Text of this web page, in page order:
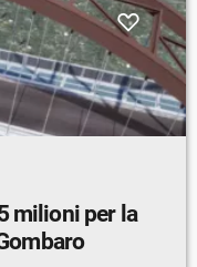
milioni per la